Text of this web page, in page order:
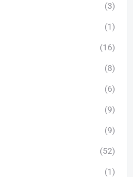
(3)
(1)
(16)
(8)
(6)
(9)
(9)
(52)
(1)